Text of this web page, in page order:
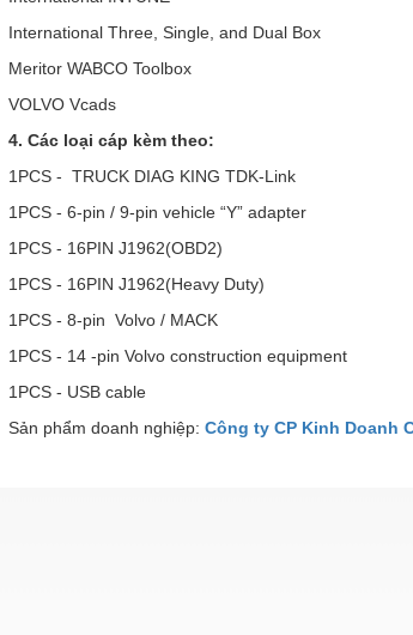
International Three, Single, and Dual Box
Meritor WABCO Toolbox
VOLVO Vcads
4. Các loại cáp kèm theo:
1PCS - TRUCK DIAG KING TDK-Link
1PCS - 6-pin / 9-pin vehicle “Y” adapter
1PCS - 16PIN J1962(OBD2)
1PCS - 16PIN J1962(Heavy Duty)
1PCS - 8-pin Volvo / MACK
1PCS - 14 -pin Volvo construction equipment
1PCS - USB cable
Sản phẩm doanh nghiệp: Công ty CP Kinh Doanh